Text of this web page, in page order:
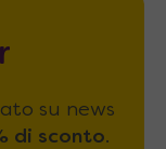
su news
di sconto.